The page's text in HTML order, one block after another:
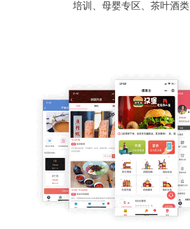
培训、母婴专区、茶叶酒